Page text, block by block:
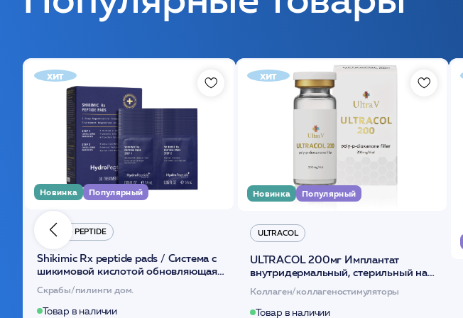
хит
Новинка Популярный
HYDRO PEPTIDE
Shikimic Rx peptide pads / Cистема с
шикимовой кислотой обновляющая
(30шт) /HP
Скрабы/пилинги дом.
Товар в наличии
хит
Новинка Популярный
ULTRACOL
ULTRACOL 200мг Имплантат
внутридермальный, стерильный на
основе полидиоксанона /ULTRACOL
Коллаген/коллагеностимуляторы
Товар в наличии